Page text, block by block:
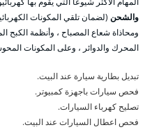
والشحن (لضمان تلقي المكونات
المحرك والدوائر ، وعلى المكونات
تبديل بطارية سيارة عند البيت.
فحص سيارات باجهزة كمبيوتر.
تصليح كهرباء السيارات.
فحص اعطال السيارات عند البيت.